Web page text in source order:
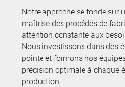
Notre approche se fonde sur
maîtrise des procédés de
attention constante aux
Nous investissons dans des
pointe et formons nos
précision optimale à chaque
production.